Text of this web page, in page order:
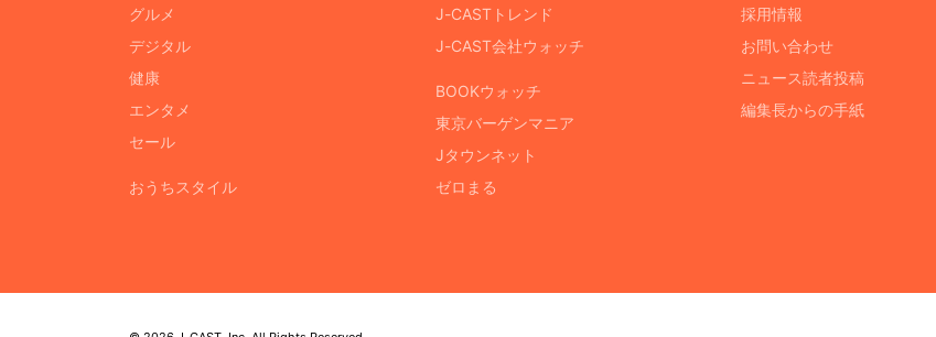
グルメ
デジタル
健康
エンタメ
セール
おうちスタイル
J-CASTトレンド
J-CAST会社ウォッチ
BOOKウォッチ
東京バーゲンマニア
Jタウンネット
ゼロまる
採用情報
お問い合わせ
ニュース読者投稿
編集長からの手紙